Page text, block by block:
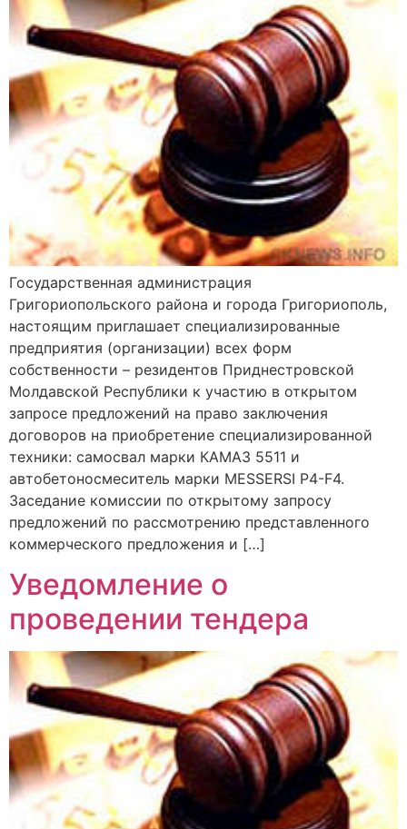
Государственная администрация
Григориопольского района и города Григориополь,
настоящим приглашает специализированные
предприятия (организации) всех форм
собственности – резидентов Приднестровской
Молдавской Республики к участию в открытом
запросе предложений на право заключения
договоров на приобретение специализированной
техники: самосвал марки КАМАЗ 5511 и
автобетоносмеситель марки MESSERSI P4-F4.
Заседание комиссии по открытому запросу
предложений по рассмотрению представленного
коммерческого предложения и […]
Уведомление о
проведении тендера